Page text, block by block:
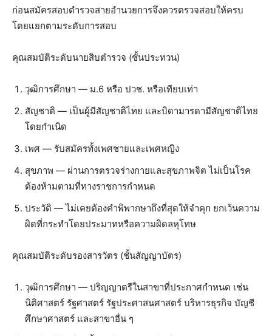
ก่อนสมัครสอบตำรวจสายอำนวยการจึงควรตรวจสอบให้ครบ
โดยแยกตามระดับการสอบ
คุณสมบัติระดับนายสิบตำรวจ (ชั้นประทวน)
วุฒิการศึกษา — ม.6 หรือ ปวช. หรือเทียบเท่า
สัญชาติ — เป็นผู้มีสัญชาติไทย และบิดามารดามีสัญชาติไทย
โดยกำเนิด
เพศ — รับสมัครทั้งเพศชายและเพศหญิง
สุขภาพ — ผ่านการตรวจร่างกายและสุขภาพจิต ไม่เป็นโรค
ต้องห้ามตามที่ทางราชการกำหนด
ประวัติ — ไม่เคยต้องคำพิพากษาถึงที่สุดให้จำคุก ยกเว้นความ
ผิดที่กระทำโดยประมาทหรือความผิดลหุโทษ
คุณสมบัติระดับรองสารวัตร (ชั้นสัญญาบัตร)
วุฒิการศึกษา — ปริญญาตรีในสาขาที่ประกาศกำหนด เช่น
นิติศาสตร์ รัฐศาสตร์ รัฐประศาสนศาสตร์ บริหารธุรกิจ บัญชี
ศึกษาศาสตร์ และสาขาอื่น ๆ